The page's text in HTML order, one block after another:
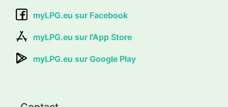
myLPG.eu sur Facebook
myLPG.eu sur l'App Store
myLPG.eu sur Google Play